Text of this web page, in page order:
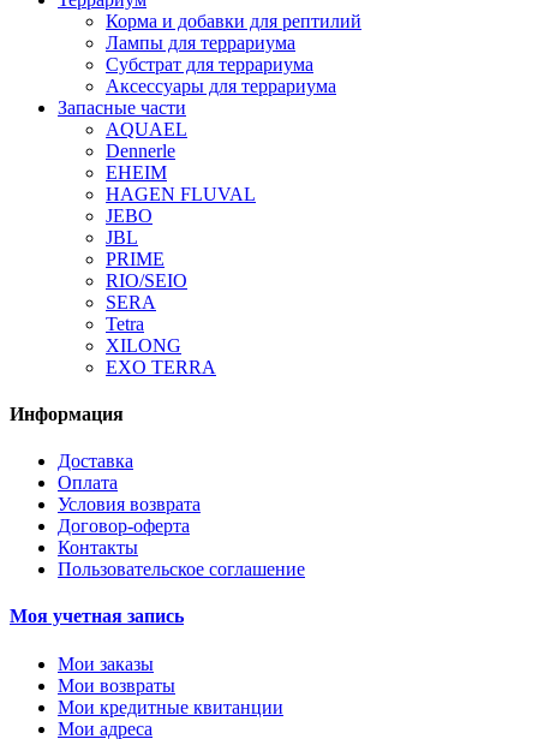
Корма и добавки для рептилий
Лампы для террариума
Субстрат для террариума
Аксессуары для террариума
Запасные части
AQUAEL
Dennerle
EHEIM
HAGEN FLUVAL
JEBO
JBL
PRIME
RIO/SEIO
SERA
Tetra
XILONG
EXO TERRA
Информация
Доставка
Оплата
Условия возврата
Договор-оферта
Контакты
Пользовательское соглашение
Моя учетная запись
Мои заказы
Мои возвраты
Мои кредитные квитанции
Мои адреса